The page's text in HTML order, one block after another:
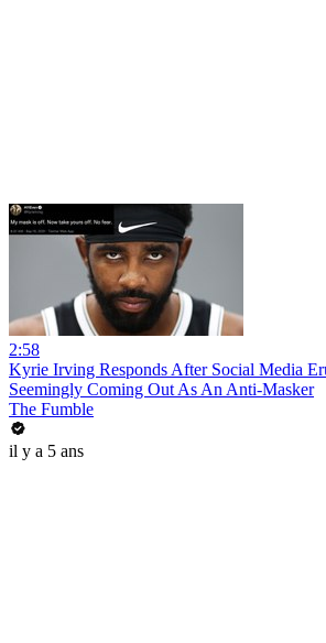
2:58
Kyrie Irving Responds After Social Media
Seemingly Coming Out As An Anti-Masker
The Fumble
il y a 5 ans